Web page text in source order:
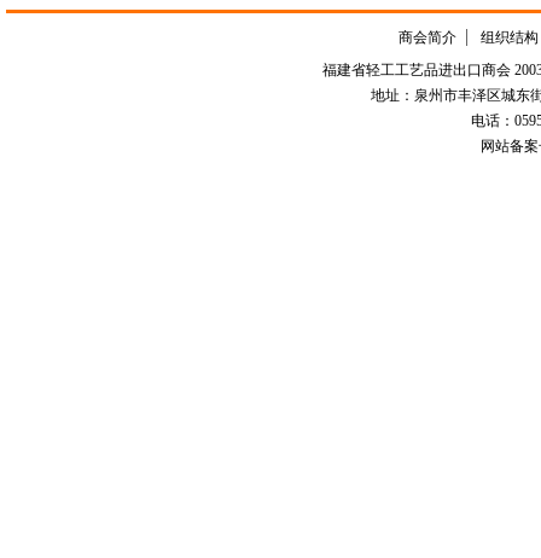
商会简介
组织结构
福建省轻工工艺品进出口商会
地址：泉州市丰泽区城东
电话：0595-
网站备